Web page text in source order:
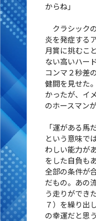
からね」
クラシック
炎を発症する
月賞に挑むこ
ない高いハー
コンマ２秒差
健闘を見せた
かったが、イ
のホースマン
「運がある馬
という意味で
わしい能力が
をした自負も
全部の条件が
だもの。あの
う走りができ
７）を繰り出
の幸運だと思う